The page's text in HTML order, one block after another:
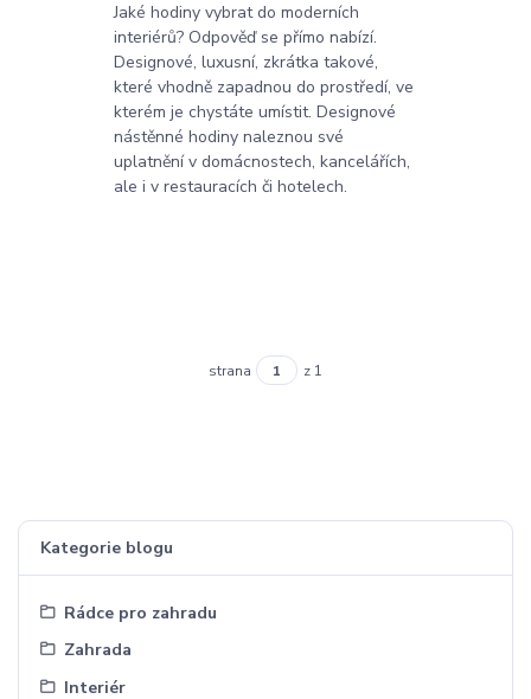
Kategorie blogu
Rádce pro zahradu
Zahrada
Interiér
Jaké hodiny vybrat do moderních
interiérů? Odpověď se přímo nabízí.
Designové, luxusní, zkrátka takové,
které vhodně zapadnou do prostředí, ve
kterém je chystáte umístit. Designové
nástěnné hodiny naleznou své
uplatnění v domácnostech, kancelářích,
ale i v restauracích či hotelech.
strana z 1